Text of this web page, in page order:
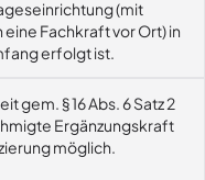
(mit
Fachkraft vor Ort) in
erfolgt ist.
gem. § 16 Abs. 6 Satz 2
Ergänzungskraft
möglich.